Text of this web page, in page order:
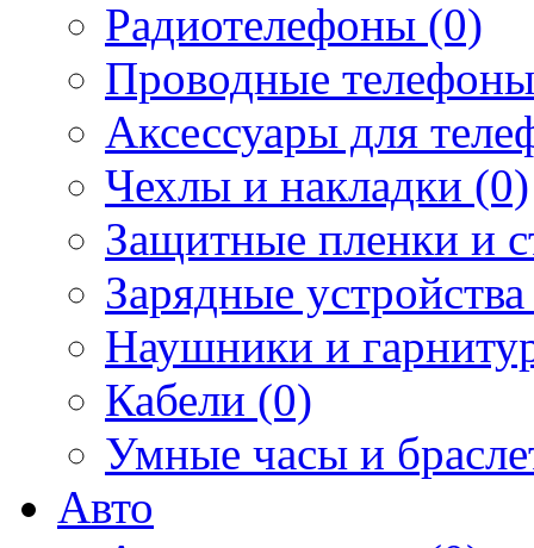
Радиотелефоны (0)
Проводные
Аксессуары для
Чехлы и накладки (0)
Защитные пленки и
Зарядные
Наушники и
Кабели (0)
Умные часы и
Авто